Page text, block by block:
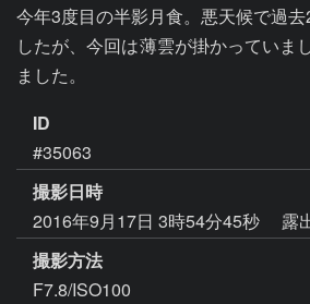
今年3度目の半影月食。悪天候で過
したが、今回は薄雲が掛かっていま
ました。
ID
#35063
撮影日時
2016年9月17日 3時54分45秒
露
撮影方法
F7.8/ISO100